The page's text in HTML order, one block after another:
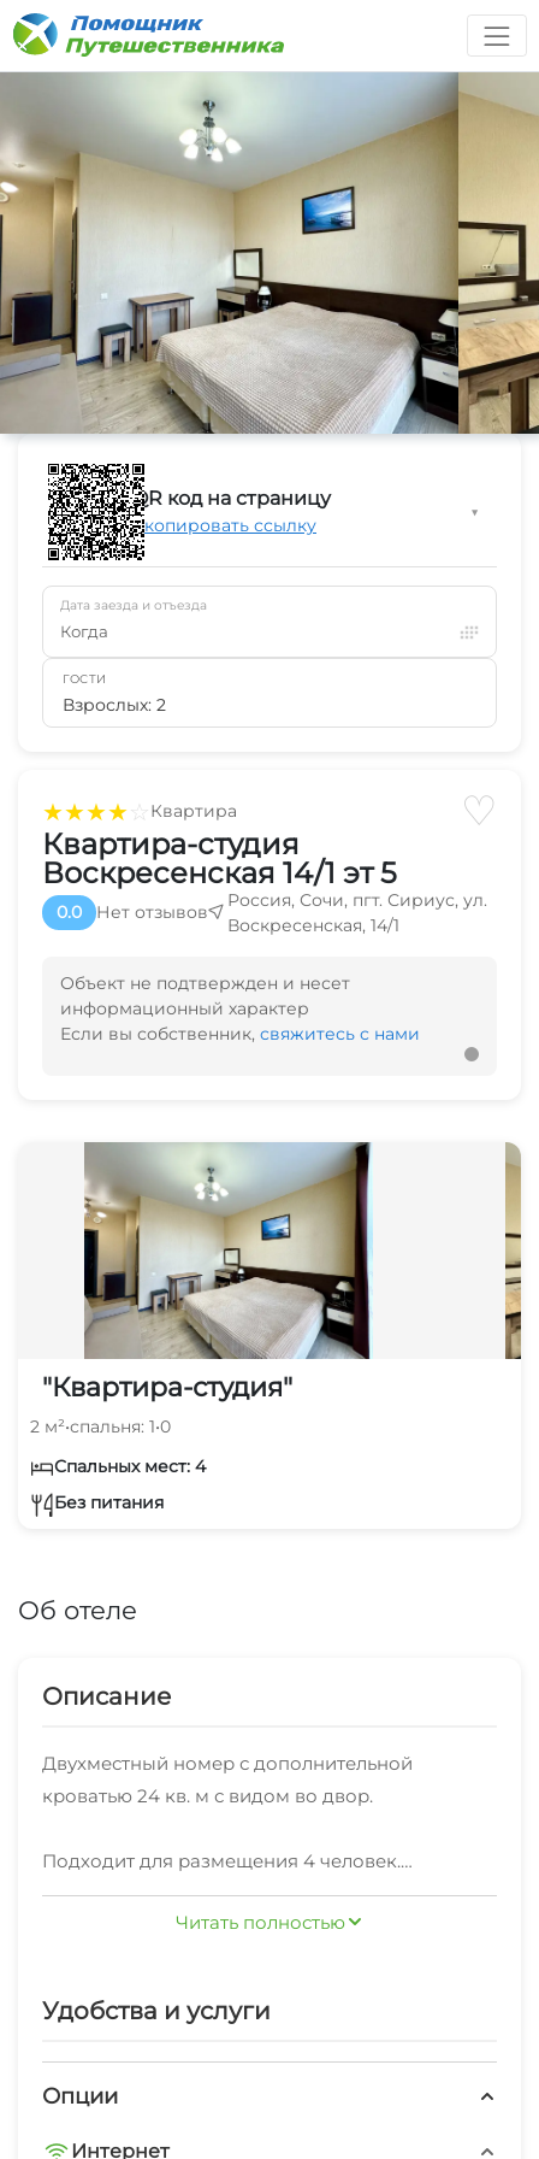
★★★★☆Квартира ♡
Квартира-студия
Воскресенская 14/1 эт 5
0.0 Нет отзывов
Россия, Сочи, пгт. Сириус, ул.
Воскресенская, 14/1
Объект не подтвержден и несет
информационный характер
Если вы собственник, свяжитесь с нами
"Квартира-студия"
2 м²•спальня: 1•0
Спальных мест: 4
Без питания
Об отеле
Описание
Двухместный номер с дополнительной
кроватью 24 кв. м с видом во двор.
Подходит для размещения 4 человек.
В номере: 2 односпальные кровати и 1
Имеется столы обеденный и рабочий,
гладильная доска, фен, телевизор,
чайник, электрическая плита, посуда, столовые
Читать полностью
Удобства и услуги
Опции
Интернет
QR код на страницу
Скопировать ссылку
▼
Дата заезда и отъезда
Когда
ГОСТИ
Взрослых: 2